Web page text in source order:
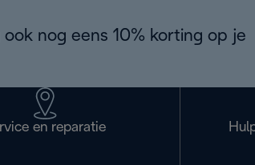
nog eens 10% korting op je
en reparatie